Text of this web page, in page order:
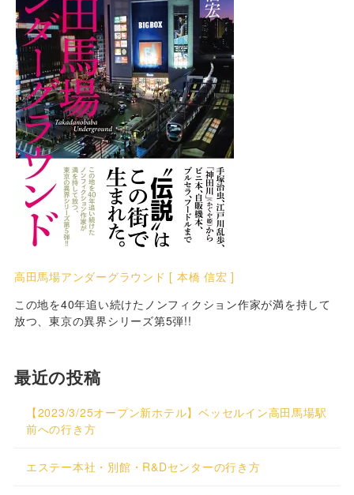
高田馬場アンダーグラウンド [ 本橋 信宏 ]
この地を40年追い続けたノンフィクション作家が満を持して
放つ、東京の異界シリーズ第5弾!!
最近の投稿
【2023/3/25オープン新ホテル】ベッセルイン高田馬場駅
前への行き方
エステー本社・別館・R&Dセンターの行き方